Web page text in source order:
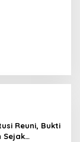
Reuni, Bukti
Sejak